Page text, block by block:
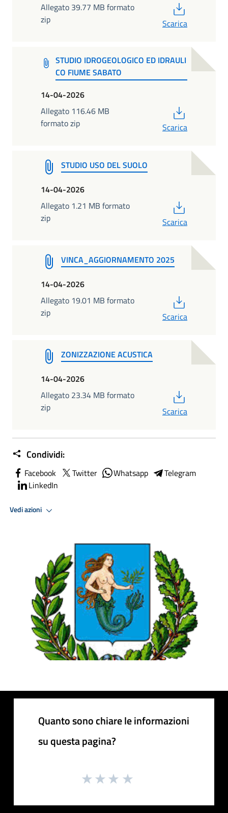
Allegato 39.77 MB formato
zip
Scarica
STUDIO IDROGEOLOGICO ED IDRAULI
CO FIUME SABATO
14-04-2026
Allegato 116.46 MB
formato zip
Scarica
STUDIO USO DEL SUOLO
14-04-2026
Allegato 1.21 MB formato
zip
Scarica
VINCA_AGGIORNAMENTO 2025
14-04-2026
Allegato 19.01 MB formato
zip
Scarica
ZONIZZAZIONE ACUSTICA
14-04-2026
Allegato 23.34 MB formato
zip
Scarica
Condividi:
Facebook Twitter Whatsapp
Telegram
LinkedIn
Vedi azioni
Quanto sono chiare le informazioni
su questa pagina?